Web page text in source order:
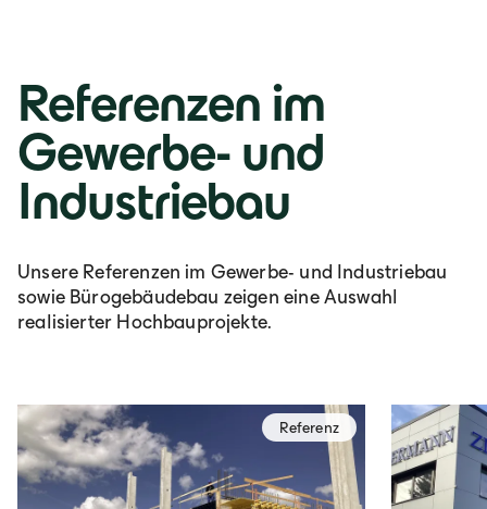
Referenzen im
Gewerbe- und
Industriebau
Unsere Referenzen im Gewerbe- und Industriebau
sowie Bürogebäudebau zeigen eine Auswahl
realisierter Hochbauprojekte.
Referenz